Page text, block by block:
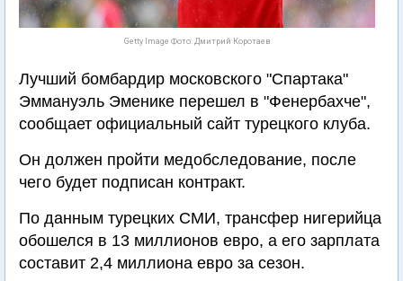
Getty Image Фото: Дмитрий Коротаев
Лучший бомбардир московского "Спартака"
Эммануэль Эменике перешел в "Фенербахче",
сообщает официальный сайт турецкого клуба.
Он должен пройти медобследование, после
чего будет подписан контракт.
По данным турецких СМИ, трансфер нигерийца
обошелся в 13 миллионов евро, а его зарплата
составит 2,4 миллиона евро за сезон.